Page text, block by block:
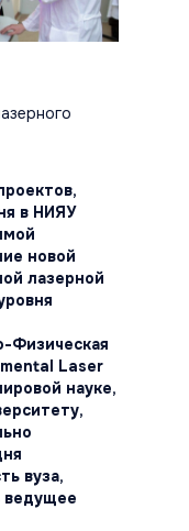
в НИЯУ
новой
лазерной
Физическая
Laser
науке,
вуза,
ведущее